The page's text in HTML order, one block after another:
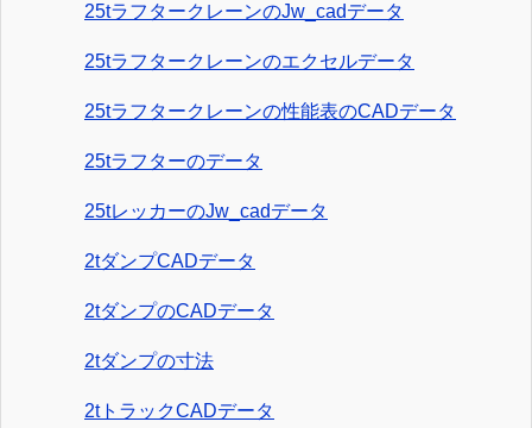
25tラフタークレーンのJw_cadデータ
25tラフタークレーンのエクセルデータ
25tラフタークレーンの性能表のCADデータ
25tラフターのデータ
25tレッカーのJw_cadデータ
2tダンプCADデータ
2tダンプのCADデータ
2tダンプの寸法
2tトラックCADデータ